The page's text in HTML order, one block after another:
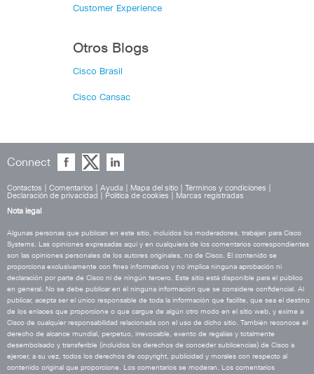
Customer Experience
Otros Blogs
Cisco Brasil
Cisco Cansac
Connect
Contactos Comentarios Ayuda Mapa del sitio Términos y condiciones
Declaración de privacidad
Política de cookies
Marcas registradas
Nota legal
Algunas personas que publican en este sitio, incluidos los moderadores, trabajan para Cisco
Systems. Las opiniones expresadas aquí y en cualquiera de los comentarios correspondientes
son las opiniones personales de los autores originales, no de Cisco. El contenido se
proporciona exclusivamente con fines informativos y no implica ninguna aprobación ni
declaración por parte de Cisco ni de ningún tercero. Este sitio está disponible para el público
en general. No se debe publicar en él ninguna información que se considere confidencial. Al
publicar, acepta ser el único responsable de toda la información que facilite, que sea el destino
de los enlaces que proporcione o que cargue de algún otro modo en el sitio web, y exime a
Cisco de cualquier responsabilidad relacionada con el uso de dicho sitio. También reconoce el
derecho de alcance mundial, perpetuo, irrevocable, exento de regalías y totalmente
desembolsado y transferible (incluidos los derechos de conceder sublicencias) de Cisco a
ejercer, a su vez, todos los derechos de copyright, publicidad y morales con respecto al
contenido original que proporcione. Los comentarios se moderan. Los comentarios